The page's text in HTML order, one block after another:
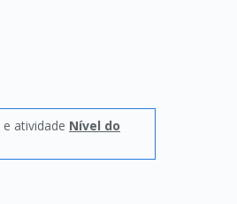
e atividade Nível do